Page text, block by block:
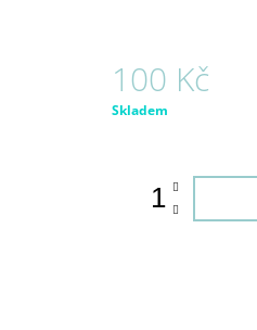
100 Kč
Měrná
Skladem